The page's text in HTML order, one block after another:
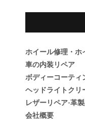
ホイール修理・ホ
車の内装リペア
ボディーコーティ
ヘッドライトクリ
レザーリペア-革
会社概要